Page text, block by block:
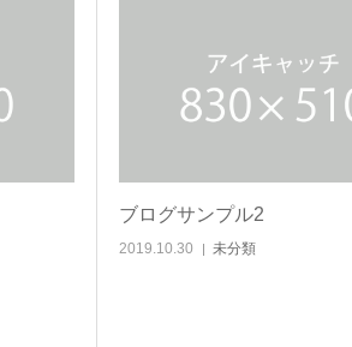
ブログサンプル2
2019.10.30 未分類